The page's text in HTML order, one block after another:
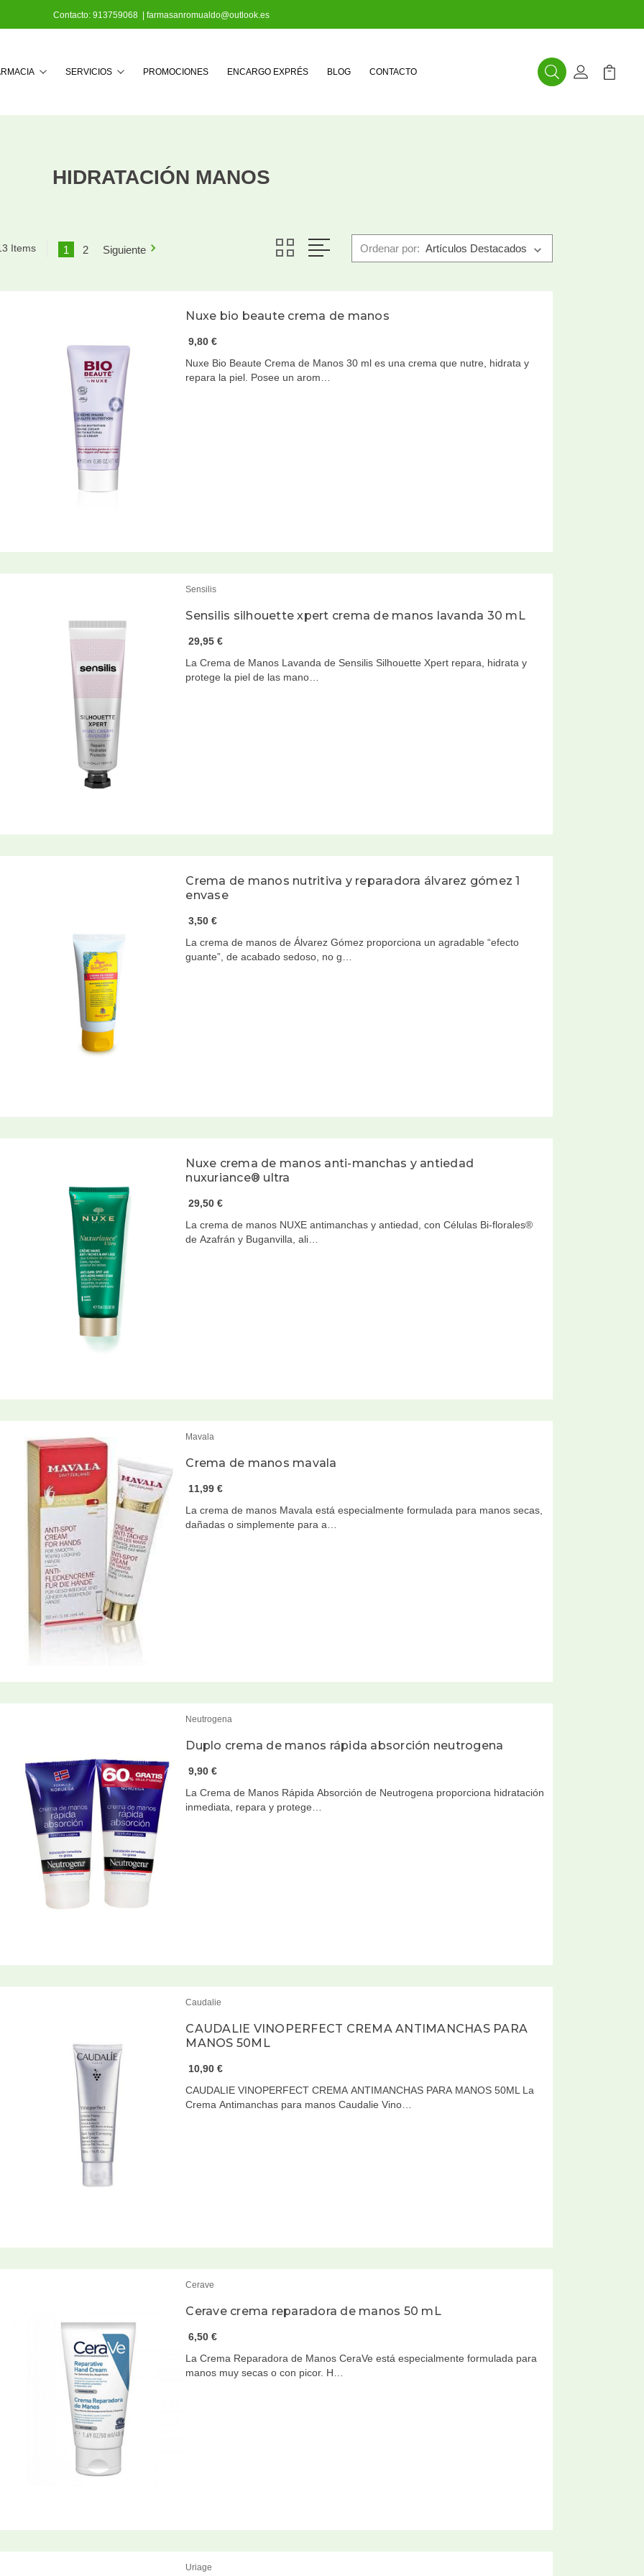
Contacto: 913759068| farmasanromualdo@outlook.es
SERVICIOS PROMOCIONES ENCARGO EXPRÉS BLOG CONTACTO BuscarMi Cuenta
Mi
HIDRATACIÓN MANOS
Items 1 2 Siguiente Ordenar por:
Nuxe bio beaute crema de manos
9,80 €
Nuxe Bio Beaute Crema de Manos 30 ml es una crema que nutre, hidrata y
repara la piel. Posee un arom…
Sensilis
Sensilis silhouette xpert crema de manos lavanda 30 mL
29,95 €
La Crema de Manos Lavanda de Sensilis Silhouette Xpert repara, hidrata y
protege la piel de las mano…
Crema de manos nutritiva y reparadora álvarez gómez 1
envase
3,50 €
La crema de manos de Álvarez Gómez proporciona un agradable “efecto
guante”, de acabado sedoso, no g…
Nuxe crema de manos anti-manchas y antiedad
nuxuriance® ultra
29,50 €
La crema de manos NUXE antimanchas y antiedad, con Células Bi-florales®
de Azafrán y Buganvilla, ali…
Mavala
Crema de manos mavala
11,99 €
La crema de manos Mavala está especialmente formulada para manos secas,
dañadas o simplemente para a…
Neutrogena
Duplo crema de manos rápida absorción neutrogena
9,90 €
La Crema de Manos Rápida Absorción de Neutrogena proporciona hidratación
inmediata, repara y protege…
Caudalie
CAUDALIE VINOPERFECT CREMA ANTIMANCHAS PARA
MANOS 50ML
10,90 €
CAUDALIE VINOPERFECT CREMA ANTIMANCHAS PARA MANOS 50ML La
Crema Antimanchas para manos Caudalie Vino…
Cerave
Cerave crema reparadora de manos 50 mL
6,50 €
La Crema Reparadora de Manos CeraVe está especialmente formulada para
manos muy secas o con picor. H…
Uriage